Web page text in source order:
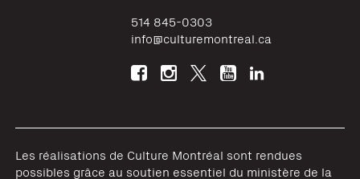
514 845-0303
info@culturemontreal.ca
Les réalisations de Culture Montréal sont rendues
possibles grâce au soutien essentiel du ministère de la